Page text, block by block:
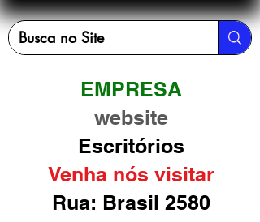
EMPRESA
website
Escritórios
Venha nós visitar
Rua: Brasil 2580